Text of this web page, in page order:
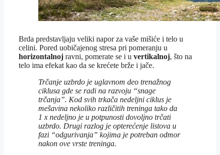
Brda predstavljaju veliki napor za vaše mišiće i telo u
celini. Pored uobičajenog stresa pri pomeranju u
horizontalnoj ravni, pomerate se i u vertikalnoj, što na
telo ima efekat kao da se krećete brže i jače.
Trčanje uzbrdo je uglavnom deo trenažnog
ciklusa gde se radi na razvoju “snage
trčanja”. Kod svih trkača nedeljni ciklus je
mešavina nekoliko različitih treninga tako da
1 x nedeljno je u potpunosti dovoljno trčati
uzbrdo. Drugi razlog je opterećenje listova u
fazi “odgurivanja” kojima je potreban odmor
nakon ove vrste treninga.